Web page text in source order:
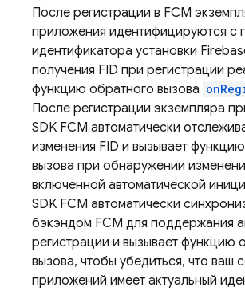
После регистрации в FCM
приложения идентифицируются
идентификатора установки
получения FID при регистрации
функцию обратного вызова
После регистрации экземпляра
SDK FCM автоматически
изменения FID и вызывает
вызова при обнаружении
включенной автоматической
SDK FCM автоматически
бэкэндом FCM для поддержания
регистрации и вызывает функцию
вызова, чтобы убедиться, что ваш
приложений имеет актуальный